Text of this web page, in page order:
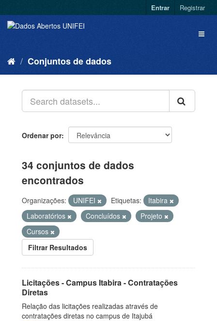
Entrar Registrar
Conjuntos de dados
Ordenar por
34 conjuntos de dados
encontrados
Organizações: UNIFEI Etiquetas:
Itabira
Laboratórios
Concluídos
Projeto
Cursos
Filtrar Resultados
Licitações - Campus Itabira - Contratações
Diretas
Relação das licitações realizadas através de
contratações diretas no campus de Itajubá